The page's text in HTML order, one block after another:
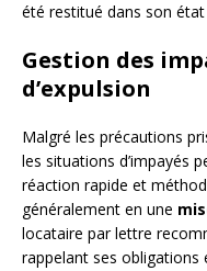
été restitué dans son état
Gestion des
d’expulsion
Malgré les précautions
les situations d’impayés
réaction rapide et
généralement en une
locataire par lettre
rappelant ses obligations